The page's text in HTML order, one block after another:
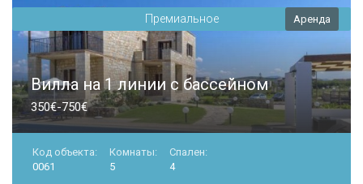
Премиальное Аренда
Вилла на 1 линии с бассейном
350€-750€
Код объекта:
0061
Комнаты:
5
Спален:
4